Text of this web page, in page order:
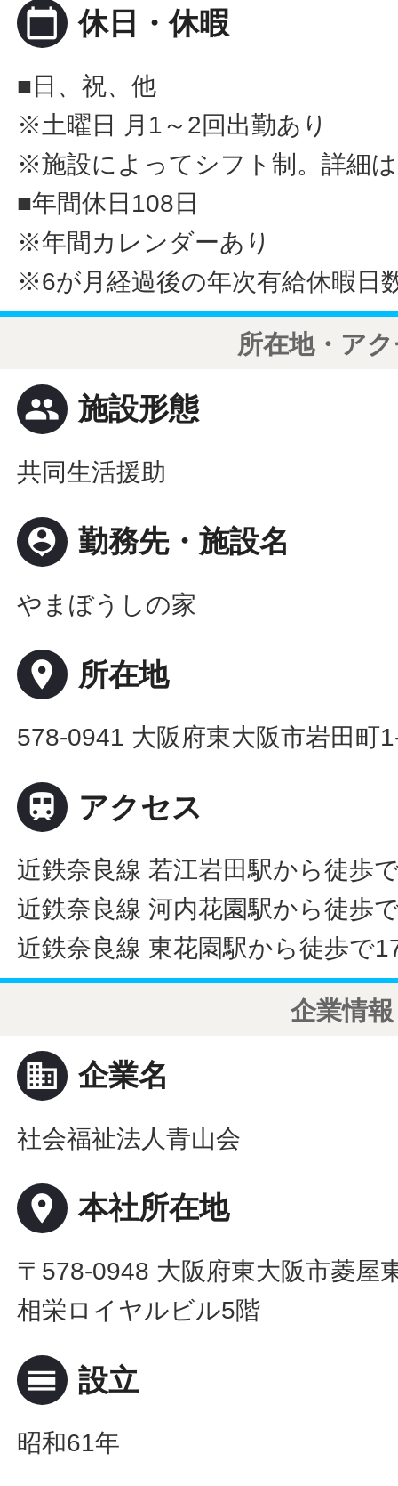
calendar_today 休日・休暇
■日、祝、他
※土曜日 月1～2回出勤あり
※施設によってシフト制。詳細
■年間休日108日
※年間カレンダーあり
※6が月経過後の年次有給休暇日
所在地・ア
people 施設形態
共同生活援助
person_pin 勤務先・施設名
やまぼうしの家
place 所在地
578-0941 大阪府東大阪市岩田町
 アクセス
近鉄奈良線 若江岩田駅から徒歩
近鉄奈良線 河内花園駅から徒歩
近鉄奈良線 東花園駅から徒歩で
企業情報
business 企業名
社会福祉法人青山会
place 本社所在地
〒578-0948 大阪府東大阪市菱屋
相栄ロイヤルビル5階
calendar_view_day 設立
昭和61年